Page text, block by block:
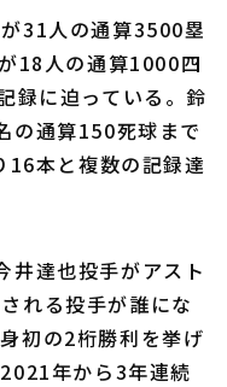
31人の通算3500塁
18人の通算1000四
録に迫っている。鈴
の通算150死球まで
本と複数の記録達
達也投手がアスト
れる投手が誰にな
初の2桁勝利を挙げ
年から3年連続